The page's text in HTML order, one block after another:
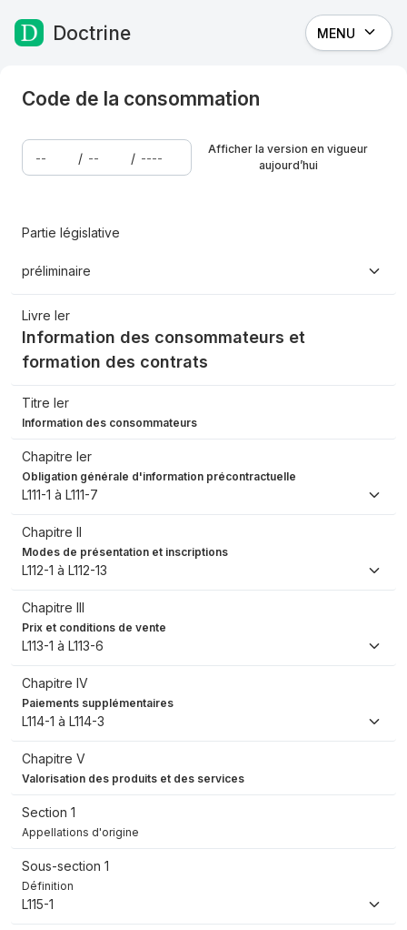
Passer au contenu
Doctrine MENU
Code de la consommation
/ /
Afficher la version en vigueur
aujourd’hui
Partie législative
préliminaire
Livre Ier
Information des consommateurs et
formation des contrats
Titre Ier
Information des consommateurs
Chapitre Ier
Obligation générale d'information précontractuelle
L111-1 à L111-7
Chapitre II
Modes de présentation et inscriptions
L112-1 à L112-13
Chapitre III
Prix et conditions de vente
L113-1 à L113-6
Chapitre IV
Paiements supplémentaires
L114-1 à L114-3
Chapitre V
Valorisation des produits et des services
Section 1
Appellations d'origine
Sous-section 1
Définition
L115-1